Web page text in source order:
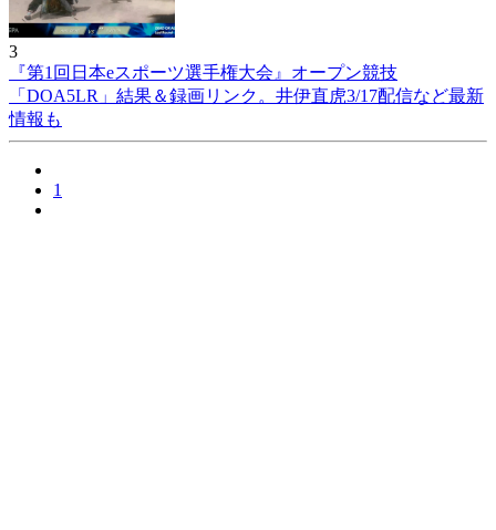
3
『第1回日本eスポーツ選手権大会』オープン競技
「DOA5LR」結果＆録画リンク。井伊直虎3/17配信など最新
情報も
1